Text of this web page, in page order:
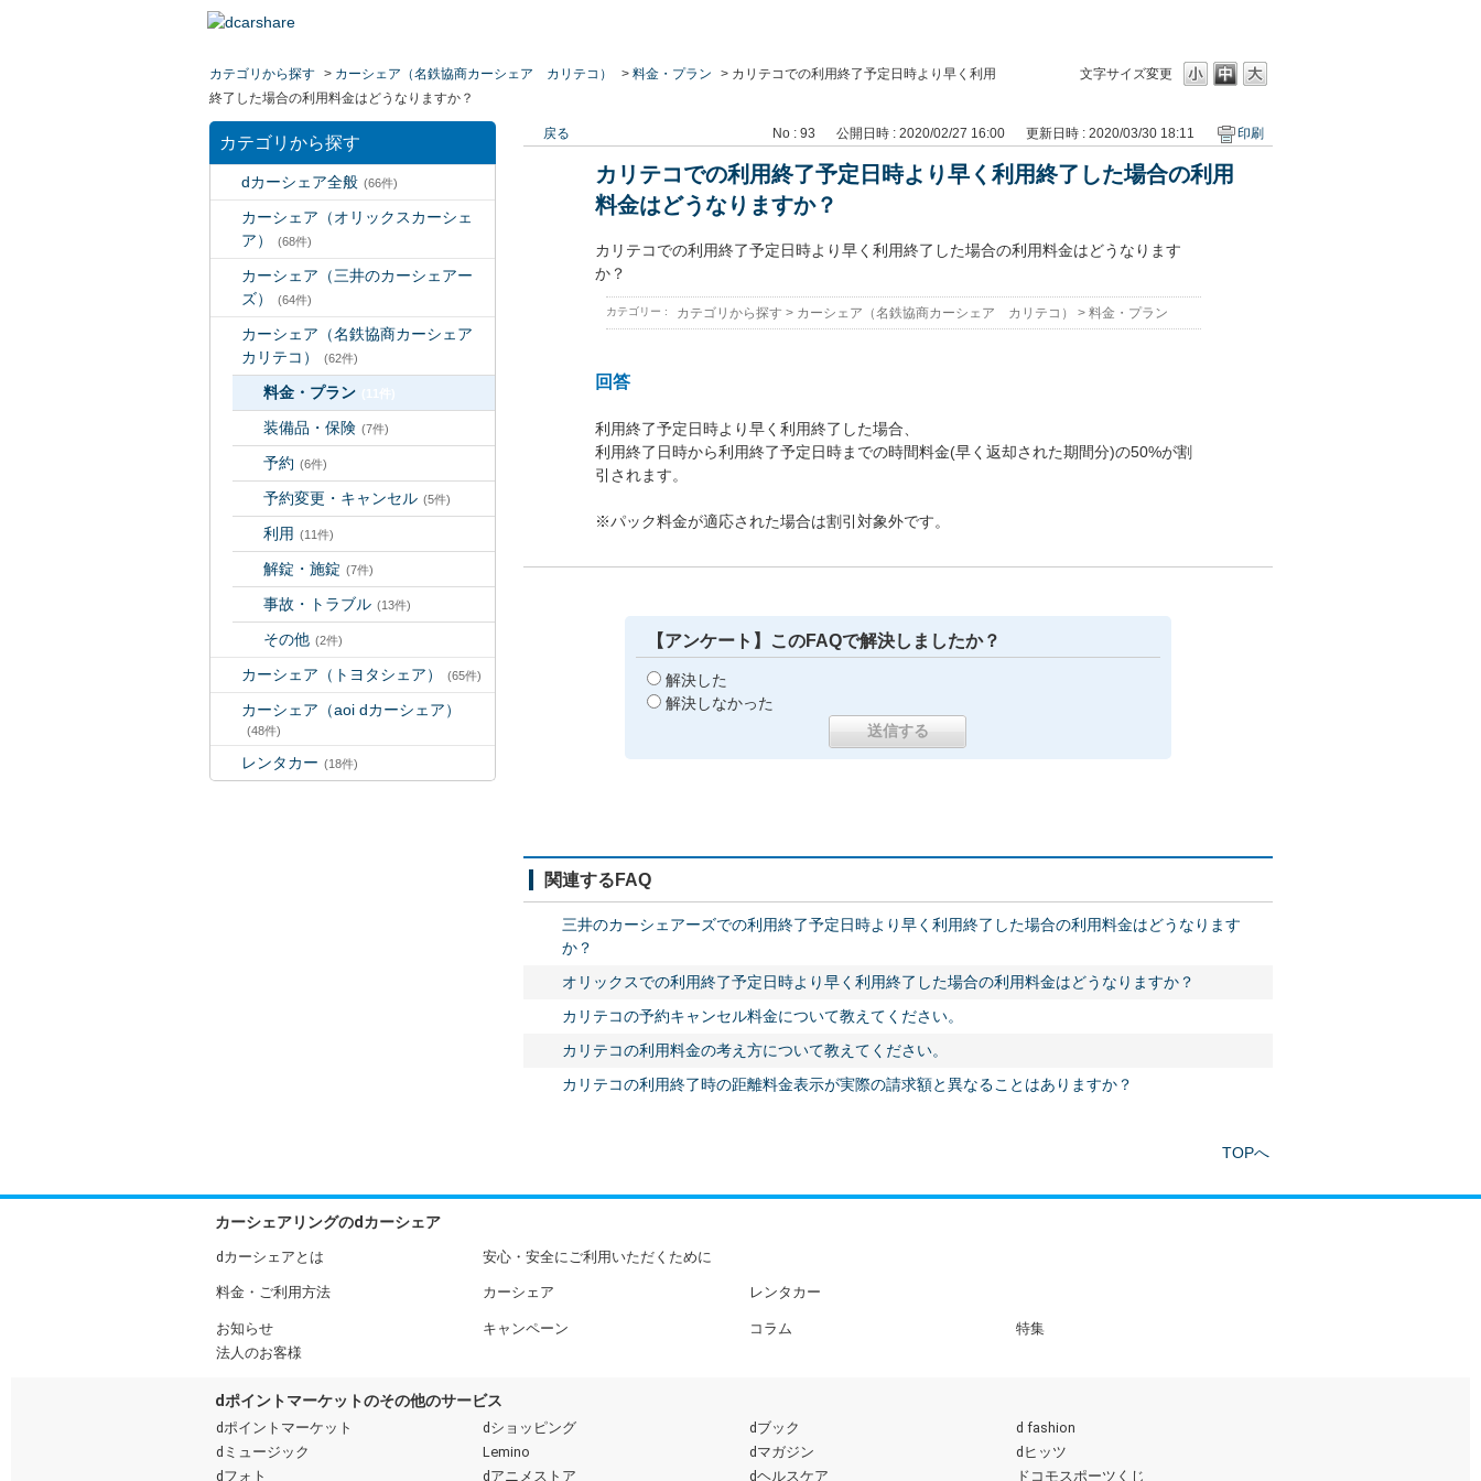
文字サイズ変更
カテゴリから探す > カーシェア（名鉄協商カーシェア カリテコ） > 料金・プラン > カリテコでの利用終了予定日時より早く利用
終了した場合の利用料金はどうなりますか？
カテゴリから探す
dカーシェア全般 (66件)
カーシェア（オリックスカーシェ
ア）
(68件)
カーシェア（三井のカーシェアー
ズ）
(64件)
カーシェア（名鉄協商カーシェア
カリテコ）
(62件)
料金・プラン
装備品・保険 (7件)
予約 (6件)
予約変更・キャンセル (5件)
利用 (11件)
解錠・施錠 (7件)
事故・トラブル (13件)
その他 (2件)
カーシェア（トヨタシェア） (65件)
カーシェア（aoi dカーシェア）
(48件)
レンタカー (18件)
戻る No : 93 公開日時 : 2020/02/27 16:00 更新日時 : 2020/03/30 18:11 印刷
カリテコでの利用終了予定日時より早く利用終了した場合の利用
料金はどうなりますか？
カリテコでの利用終了予定日時より早く利用終了した場合の利用料金はどうなります
か？
カテゴリー : カテゴリから探す > カーシェア（名鉄協商カーシェア カリテコ） > 料金・プラン
回答
利用終了予定日時より早く利用終了した場合、
利用終了日時から利用終了予定日時までの時間料金(早く返却された期間分)の50%が割
引されます。
※パック料金が適応された場合は割引対象外です。
【アンケート】このFAQで解決しましたか？
解決した
解決しなかった
関連するFAQ
三井のカーシェアーズでの利用終了予定日時より早く利用終了した場合の利用料金はどうなります
か？
オリックスでの利用終了予定日時より早く利用終了した場合の利用料金はどうなりますか？
カリテコの予約キャンセル料金について教えてください。
カリテコの利用料金の考え方について教えてください。
カリテコの利用終了時の距離料金表示が実際の請求額と異なることはありますか？
TOPへ
カーシェアリングのdカーシェア
dカーシェアとは 安心・安全にご利用いただくために
料金・ご利用方法 カーシェア レンタカー
お知らせ キャンペーン コラム
特集
法人のお客様
dポイントマーケットのその他のサービス
dポイントマーケット dショッピング dブック
d fashion
dミュージック
Lemino dマガジン
dヒッツ
dフォト
dアニメストア dヘルスケア ドコモスポーツくじ